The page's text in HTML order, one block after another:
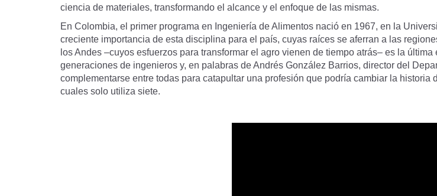
ciencia de materiales, transformando el alcance y el enfoque de las mismas.
En Colombia, el primer programa en Ingeniería de Alimentos nació en 1967, en la
creciente importancia de esta disciplina para el país, cuyas raíces se aferran a las
los Andes –cuyos esfuerzos para transformar el agro vienen de tiempo atrás– es la
generaciones de ingenieros y, en palabras de Andrés González Barrios, director del
complementarse entre todas para catapultar una profesión que podría cambiar la
cuales solo utiliza siete.